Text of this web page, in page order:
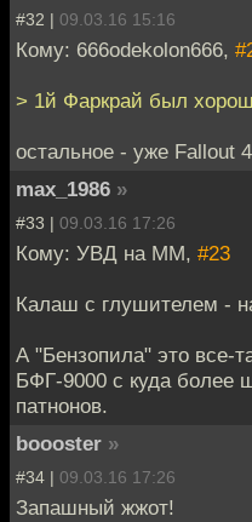
#32 | 09.03.16 15:16
Кому: 666odekolon666,
> 1й Фаркрай был
остальное - уже Fallout 4
max_1986 »
#33 | 09.03.16 17:26
Кому: УВД на ММ, #23
Калаш с глушителем -
А "Бензопила" это все-
БФГ-9000 с куда более
патнонов.
boooster »
#34 | 09.03.16 17:26
Запашный жжот!